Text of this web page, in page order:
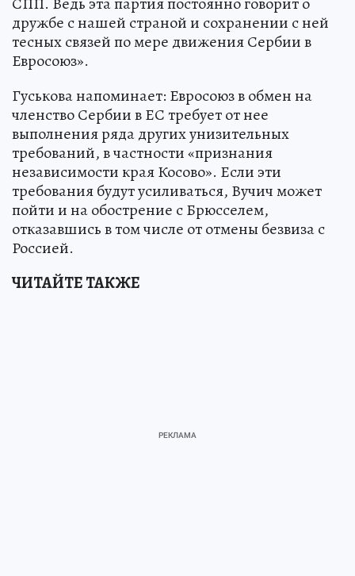
дружбе с нашей страной и сохранении с ней
тесных связей по мере движения Сербии в
Евросоюз».
Гуськова напоминает: Евросоюз в обмен на
членство Сербии в ЕС требует от нее
выполнения ряда других унизительных
требований, в частности «признания
независимости края Косово». Если эти
требования будут усиливаться, Вучич может
пойти и на обострение с Брюсселем,
отказавшись в том числе от отмены безвиза с
Россией.
ЧИТАЙТЕ ТАКЖЕ